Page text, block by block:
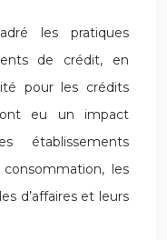
les pratiques
de crédit, en
pour les crédits
ont eu un impact
établissements
les
d’affaires et leurs